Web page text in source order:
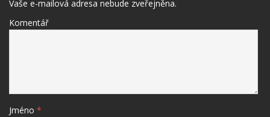
Vaše e-mailová adresa nebude zveřejněna.
Komentář
Jméno *